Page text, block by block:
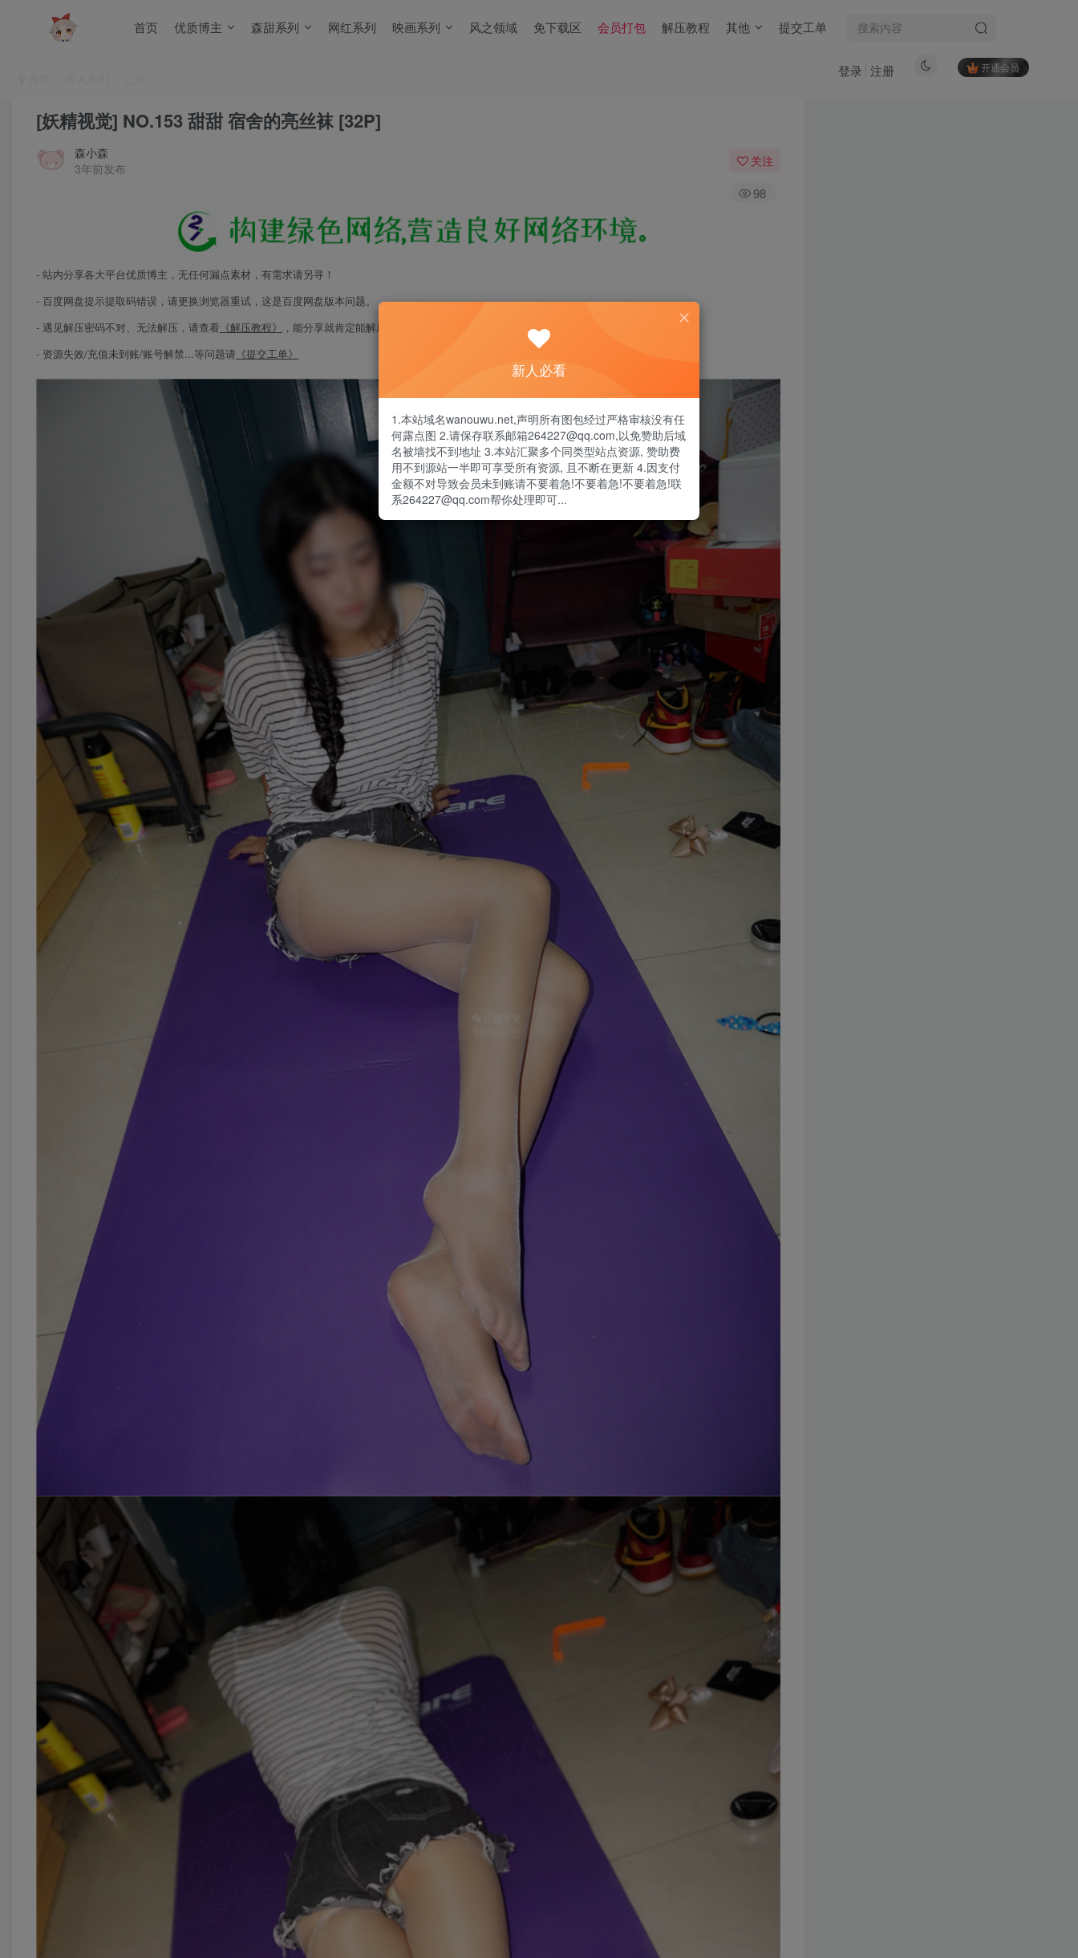
首页 优质博主 森甜系列 网红系列 映画系列 风之领域 免下载区 会员打包 解压教程 其他 提交工单
开通会员
登录 注册
[妖精视觉] NO.153 甜甜 宿舍的亮丝袜 [32P]
森小森
3年前发布
关注
98
- 站内分享各大平台优质博主，无任何漏点素材，有需求请另寻！
- 百度网盘提示提取码错误，请更换浏览器重试，这是百度网盘版本问题。
- 遇见解压密码不对、无法解压，请查看 《解压教程》
，能分享就肯定能解压！
- 资源失效/充值未到账/账号解禁...等问题请 《提交工单》
新人必看
1.本站域名wanouwu.net,声明所有图包经过严格审核没有任
何露点图 2.请保存联系邮箱264227@qq.com,以免赞助后域
名被墙找不到地址 3.本站汇聚多个同类型站点资源, 赞助费
用不到源站一半即可享受所有资源, 且不断在更新 4.因支付
金额不对导致会员未到账请不要着急!不要着急!不要着急!联
系264227@qq.com帮你处理即可...